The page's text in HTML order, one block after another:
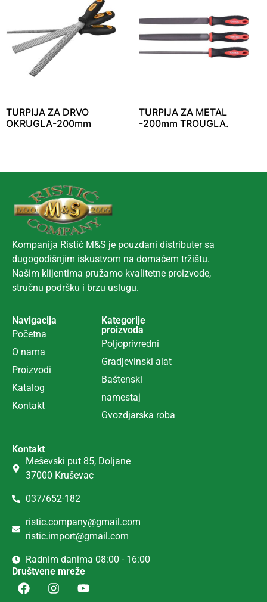
TURPIJA ZA DRVO
OKRUGLA-200mm
TURPIJA ZA METAL
-200mm TROUGLA.
Kompanija Ristić M&S je pouzdani distributer sa
dugogodišnjim iskustvom na domaćem tržištu.
Našim klijentima pružamo kvalitetne proizvode,
stručnu podršku i brzu uslugu.
Navigacija
Početna
O nama
Proizvodi
Katalog
Kontakt
Kategorije
proizvoda
Poljoprivredni
Gradjevinski alat
Baštenski
namestaj
Gvozdjarska roba
Kontakt
Meševski put 85, Doljane
37000 Kruševac
037/652-182
ristic.company@gmail.com
ristic.import@gmail.com
Radnim danima 08:00 - 16:00
Društvene mreže